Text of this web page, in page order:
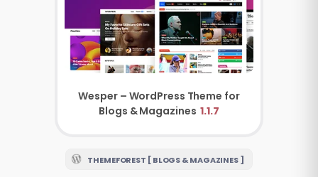
Wesper – WordPress Theme for
Blogs & Magazines 1.1.7
THEMEFOREST [ BLOGS & MAGAZINES ]